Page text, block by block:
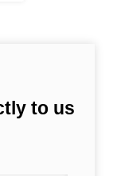
to us